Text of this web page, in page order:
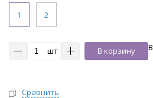
1
2
шт В корзину
Сравнить